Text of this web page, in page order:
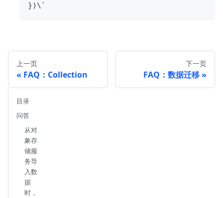
}) \`
上一页
FAQ：Collection
下一页
FAQ：数据迁移
目录
问答
从对
象存
储服
务导
入数
据
时，